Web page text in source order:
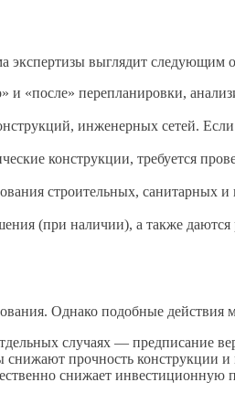
экспертизы выглядит следующим
«после» перепланировки,
инженерных сетей.
конструкции, требуется
строительных, санитарных
(при наличии), а также
Однако подобные действия
случаях — предписание
прочность конструкции
снижает инвестиционную